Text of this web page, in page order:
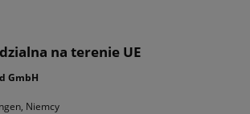
na terenie UE
GmbH
Niemcy